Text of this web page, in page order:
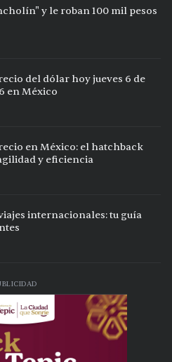
y le roban 100 mil pesos
del dólar hoy jueves 6 de
en México
en México: el hatchback
y eficiencia
internacionales: tu guía